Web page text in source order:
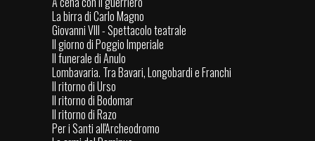
La birra di Carlo Magno
Giovanni VIII - Spettacolo teatrale
Il giorno di Poggio Imperiale
Il funerale di Anulo
Lombavaria. Tra Bavari, Longobardi e Franchi
Il ritorno di Urso
Il ritorno di Bodomar
Il ritorno di Razo
Per i Santi all'Archeodromo